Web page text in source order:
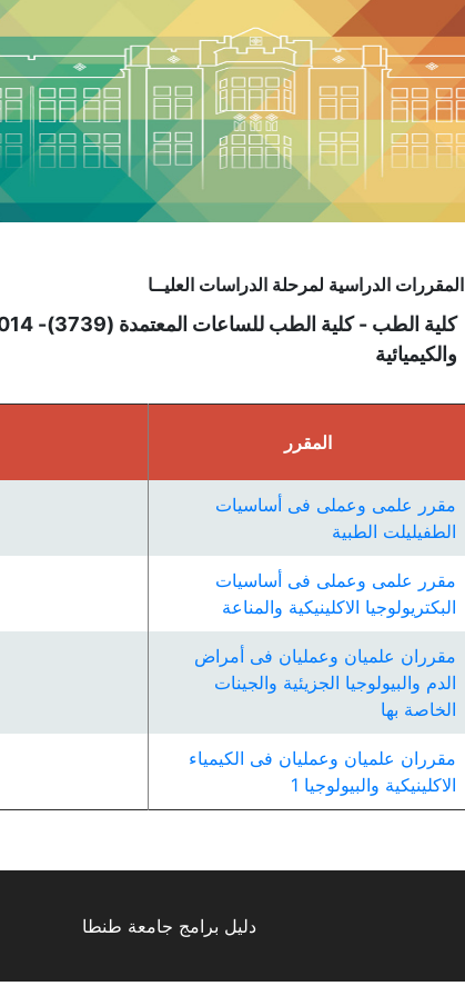
المقررات الدراسية لمرحلة الدراسات العليــا
والكيميائية
المقرر
مقرر علمى وعملى فى أساسيات
الطفيليلت الطبية
مقرر علمى وعملى فى أساسيات
البكتريولوجيا الاكلينيكية والمناعة
مقرران علميان وعمليان فى أمراض
الدم والبيولوجيا الجزيئية والجينات
الخاصة بھا
مقرران علميان وعمليان فى الكيمياء
الاكلينيكية والبيولوجيا 1
دليل برامج جامعة طنطا